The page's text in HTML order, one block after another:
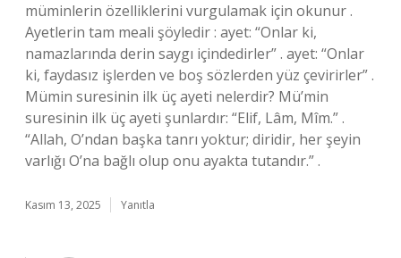
müminlerin özelliklerini vurgulamak için okunur .
Ayetlerin tam meali şöyledir : ayet: “Onlar ki,
namazlarında derin saygı içindedirler” . ayet: “Onlar
ki, faydasız işlerden ve boş sözlerden yüz çevirirler” .
Mümin suresinin ilk üç ayeti nelerdir? Mü’min
suresinin ilk üç ayeti şunlardır: “Elif, Lâm, Mîm.” .
“Allah, O’ndan başka tanrı yoktur; diridir, her şeyin
varlığı O’na bağlı olup onu ayakta tutandır.” .
Kasım 13, 2025 Yanıtla